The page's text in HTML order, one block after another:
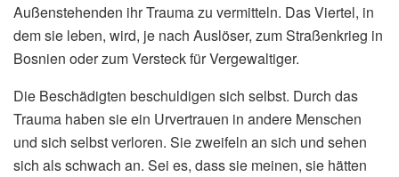
Außenstehenden ihr Trauma zu vermitteln. Das Viertel, in
dem sie leben, wird, je nach Auslöser, zum Straßenkrieg in
Bosnien oder zum Versteck für Vergewaltiger.
Die Beschädigten beschuldigen sich selbst. Durch das
Trauma haben sie ein Urvertrauen in andere Menschen
und sich selbst verloren. Sie zweifeln an sich und sehen
sich als schwach an. Sei es, dass sie meinen, sie hätten